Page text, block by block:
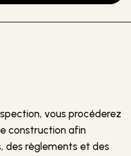
vous procéderez
construction afin
des règlements et des